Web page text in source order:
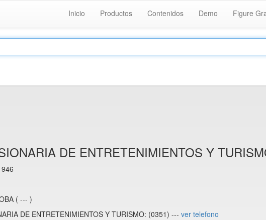
Inicio Productos Contenidos Demo Figure
DE ENTRETENIMIENTOS Y
( --- )
DE ENTRETENIMIENTOS Y TURISMO: (0351) --- ver telefono